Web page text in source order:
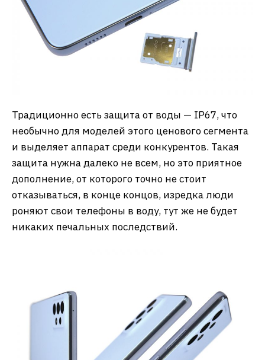
Традиционно есть защита от воды — IP67, что
необычно для моделей этого ценового сегмента
и выделяет аппарат среди конкурентов. Такая
защита нужна далеко не всем, но это приятное
дополнение, от которого точно не стоит
отказываться, в конце концов, изредка люди
роняют свои телефоны в воду, тут же не будет
никаких печальных последствий.